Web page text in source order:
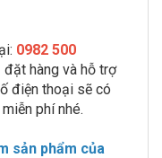
0982 500
hàng và hỗ trợ
điện thoại sẽ có
phí nhé.
sản phẩm của